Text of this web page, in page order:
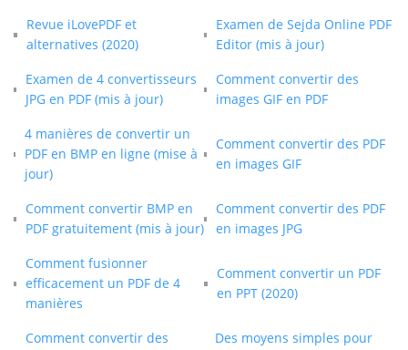
Revue iLovePDF et
alternatives (2020)
Examen de Sejda Online PDF
Editor (mis à jour)
Examen de 4 convertisseurs
JPG en PDF (mis à jour)
Comment convertir des
images GIF en PDF
4 manières de convertir un
PDF en BMP en ligne (mise à
jour)
Comment convertir des PDF
en images GIF
Comment convertir BMP en
PDF gratuitement (mis à jour)
Comment convertir des PDF
en images JPG
Comment fusionner
efficacement un PDF de 4
manières
Comment convertir un PDF
en PPT (2020)
Comment convertir des
Des moyens simples pour